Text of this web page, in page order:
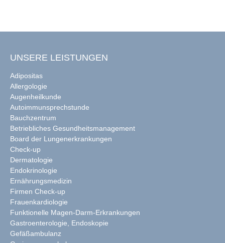
UNSERE LEISTUNGEN
Adipositas
Allergologie
Augenheilkunde
Autoimmunsprechstunde
Bauchzentrum
Betriebliches Gesundheitsmanagement
Board der Lungenerkrankungen
Check-up
Dermatologie
Endokrinologie
Ernährungsmedizin
Firmen Check-up
Frauenkardiologie
Funktionelle Magen-Darm-Erkrankungen
Gastroenterologie, Endoskopie
Gefäßambulanz